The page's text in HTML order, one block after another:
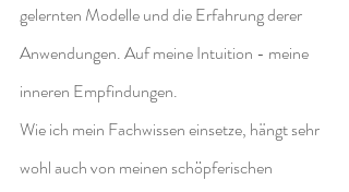
gelernten Modelle und die Erfahrung derer
Anwendungen. Auf meine Intuition - meine
inneren Empfindungen.
Wie ich mein Fachwissen einsetze, hängt sehr
wohl auch von meinen schöpferischen